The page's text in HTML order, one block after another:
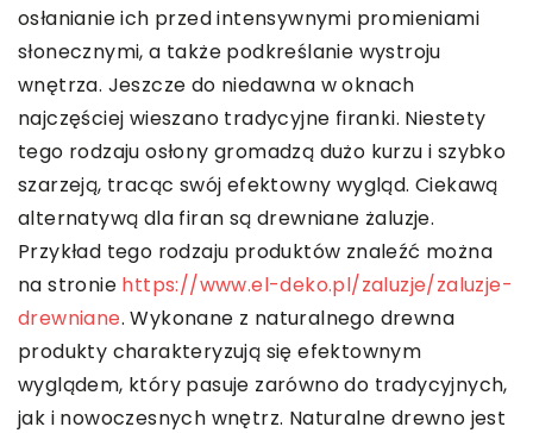
osłanianie ich przed intensywnymi promieniami
słonecznymi, a także podkreślanie wystroju
wnętrza. Jeszcze do niedawna w oknach
najczęściej wieszano tradycyjne firanki. Niestety
tego rodzaju osłony gromadzą dużo kurzu i szybko
szarzeją, tracąc swój efektowny wygląd. Ciekawą
alternatywą dla firan są drewniane żaluzje.
Przykład tego rodzaju produktów znaleźć można
na stronie https://www.el-deko.pl/zaluzje/zaluzje-
drewniane. Wykonane z naturalnego drewna
produkty charakteryzują się efektownym
wyglądem, który pasuje zarówno do tradycyjnych,
jak i nowoczesnych wnętrz. Naturalne drewno jest